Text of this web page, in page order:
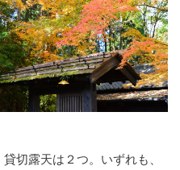
貸切露天は２つ。いずれも、